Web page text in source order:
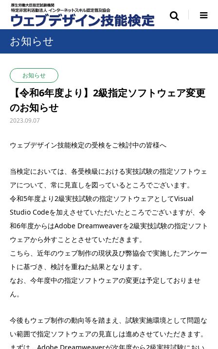
お知らせ
お知らせ
【令和6年度より】2級指定ソフトウェア変更
のお知らせ
2023.09.07
ウェブデザイン技能検定の受検をご検討中の皆様へ
当検定においては、各受検級における実技試験の指定ソフトウェ
アについて、常に見直しを図っているところでございます。
令和5年度より2級実技試験の指定ソフトウェアとしてVisual
Studio Codeを加えさせていただいたところでございますが、令
和6年度からはAdobe Dreamweaverを2級実技試験の指定ソフト
ウェアから外すこととさせていただきます。
こちら、近年のウェブ制作の現状及び弊協会で実施したアンケー
トに基づき、検討を重ねた結果となります。
なお、今年度中の指定ソフトウェアの変更は予定しておりませ
ん。
今後もウェブ制作の動向等を踏まえ、試験実施環境として問題な
い範囲で指定ソフトウェアの見直しは進めさせていただきます。